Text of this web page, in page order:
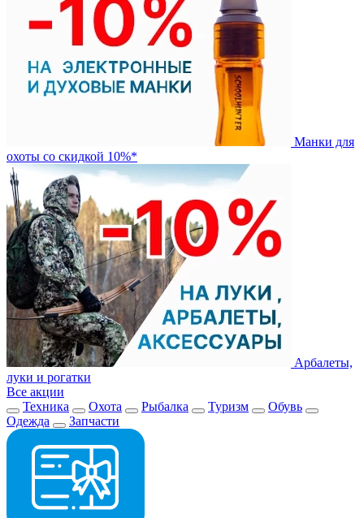
Манки для
охоты со скидкой 10%*
Арбалеты,
луки и рогатки
Все акции
Техника
Охота Рыбалка Туризм
Обувь
Одежда
Запчасти